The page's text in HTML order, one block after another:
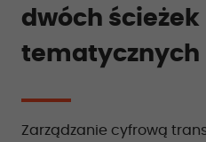
dwóch ścieżek
tematycznych
Zarządzanie cyfrową